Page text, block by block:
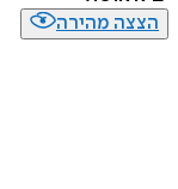
הצצה מהירה